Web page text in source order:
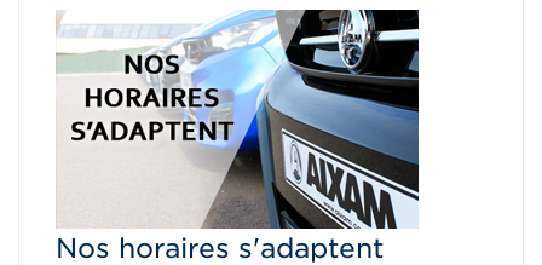
Nos horaires s'adaptent